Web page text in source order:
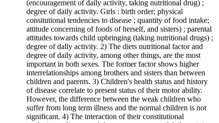
(encouragement of daily activity, taking nutritional drug) ;
degree of daily activity. Girls : birth order; physical
consitutional tendencies to disease ; quantity of food intake;
attitude concerning of foods of herself, and sisters) ; parental
attitudes towards child upbringing (taking nutritional drugs) ;
degree of dally activity. 2) The diets nutritional factor and
degree of daily activity, among other things, are the most
important in both sexes. The former factor shows higher
interrelationships among brothers and sisters than between
children and parents. 3) Children's health status and history
of disease correlate to present status of their motor ability.
However, the difference between the weak children who
suffer from long term illness and the normal children is not
significant. 4) The interaction of their constitutional